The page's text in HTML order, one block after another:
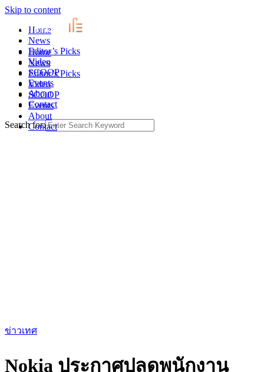
Skip to content
Home
News
Editor’s Picks
Video
SCOOP
Events
About
Contact
Home
News
Editor’s Picks
Video
SCOOP
Events
About
Contact
Search for:
ข่าวเทศ
Nokia ประกาศปลดพนักงาน